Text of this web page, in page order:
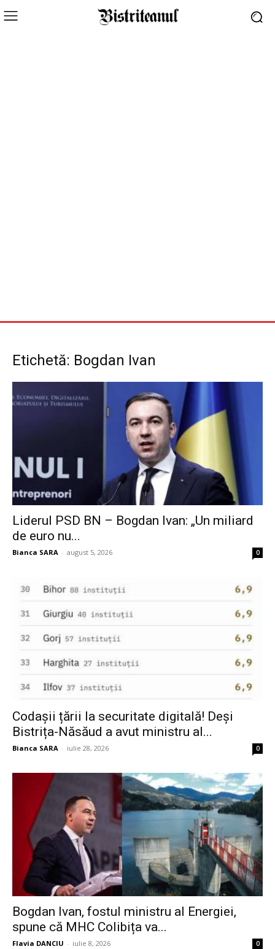
Etichetă: Bogdan Ivan
Liderul PSD BN – Bogdan Ivan: „Un miliard
de euro nu...
Bianca SARA - august 5, 2026 0
Codașii țării la securitate digitală! Deși
Bistrița-Năsăud a avut ministru al...
Bianca SARA - iulie 28, 2026 0
Bogdan Ivan, fostul ministru al Energiei,
spune că MHC Colibița va...
Flavia DANCIU - iulie 8, 2026 0